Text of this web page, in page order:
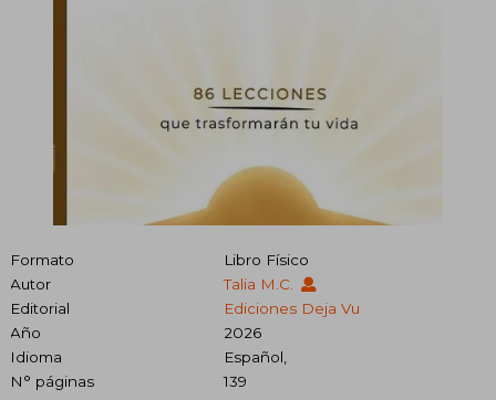
Formato
Libro Físico
Autor
Talia M.C.
Editorial
Ediciones Deja Vu
Año
2026
Idioma
Español,
N° páginas
139